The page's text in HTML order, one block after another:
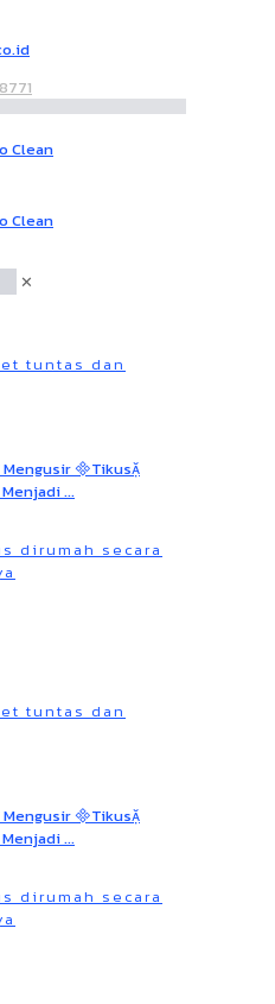
✕
tuntas dan
dirumah secara
tuntas dan
dirumah secara